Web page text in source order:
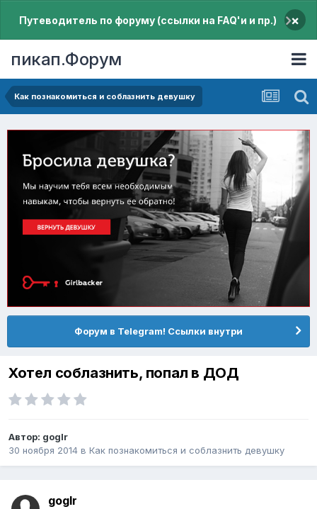
Путеводитель по форуму (ссылки на FAQ'и и пр.) ×
пикап.Форум
Как познакомиться и соблазнить девушку
Форум в Telegram! Ссылки внутри
Хотел соблазнить, попал в ДОД
Автор: goglr
30 ноября 2014 в Как познакомиться и соблазнить девушку
goglr